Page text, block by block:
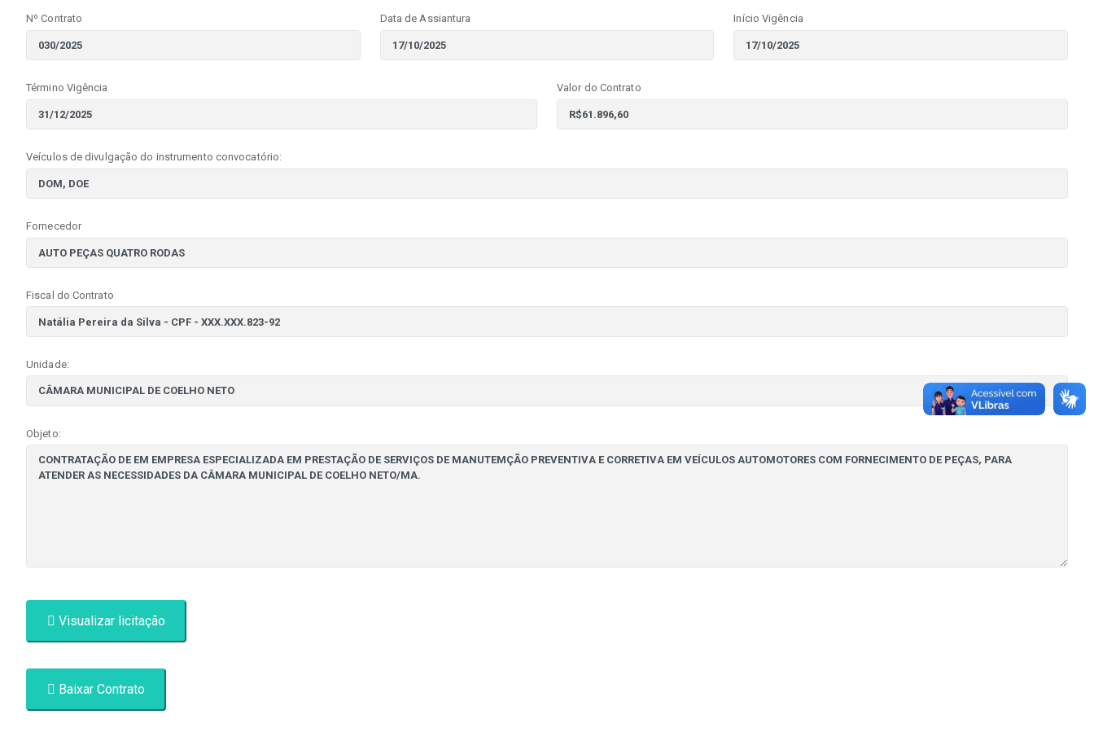
Nº Contrato Data de Assiantura Início Vigência
Término Vigência Valor do Contrato
Veículos de divulgação do instrumento convocatório:
Fornecedor
Fiscal do Contrato
Unidade:
Objeto:
Visualizar licitação
Baixar Contrato